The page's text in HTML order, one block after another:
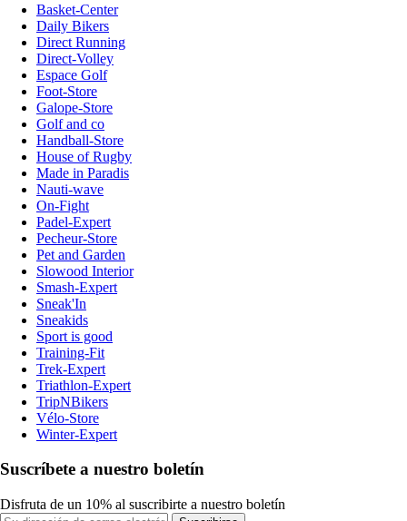
Basket-Center
Daily Bikers
Direct Running
Direct-Volley
Espace Golf
Foot-Store
Galope-Store
Golf and co
Handball-Store
House of Rugby
Made in Paradis
Nauti-wave
On-Fight
Padel-Expert
Pecheur-Store
Pet and Garden
Slowood Interior
Smash-Expert
Sneak'In
Sneakids
Sport is good
Training-Fit
Trek-Expert
Triathlon-Expert
TripNBikers
Vélo-Store
Winter-Expert
Suscríbete a nuestro boletín
Disfruta de un 10% al suscribirte a nuestro boletín